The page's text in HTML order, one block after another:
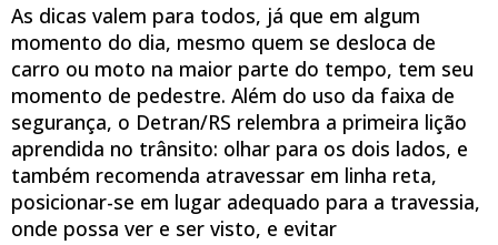
As dicas valem para todos, já que em algum
momento do dia, mesmo quem se desloca de
carro ou moto na maior parte do tempo, tem seu
momento de pedestre. Além do uso da faixa de
segurança, o Detran/RS relembra a primeira lição
aprendida no trânsito: olhar para os dois lados, e
também recomenda atravessar em linha reta,
posicionar-se em lugar adequado para a travessia,
onde possa ver e ser visto, e evitar